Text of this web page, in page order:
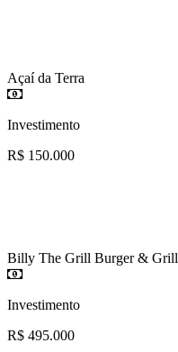
Açaí da Terra
Investimento
R$ 150.000
Billy The Grill Burger & Grill
Investimento
R$ 495.000